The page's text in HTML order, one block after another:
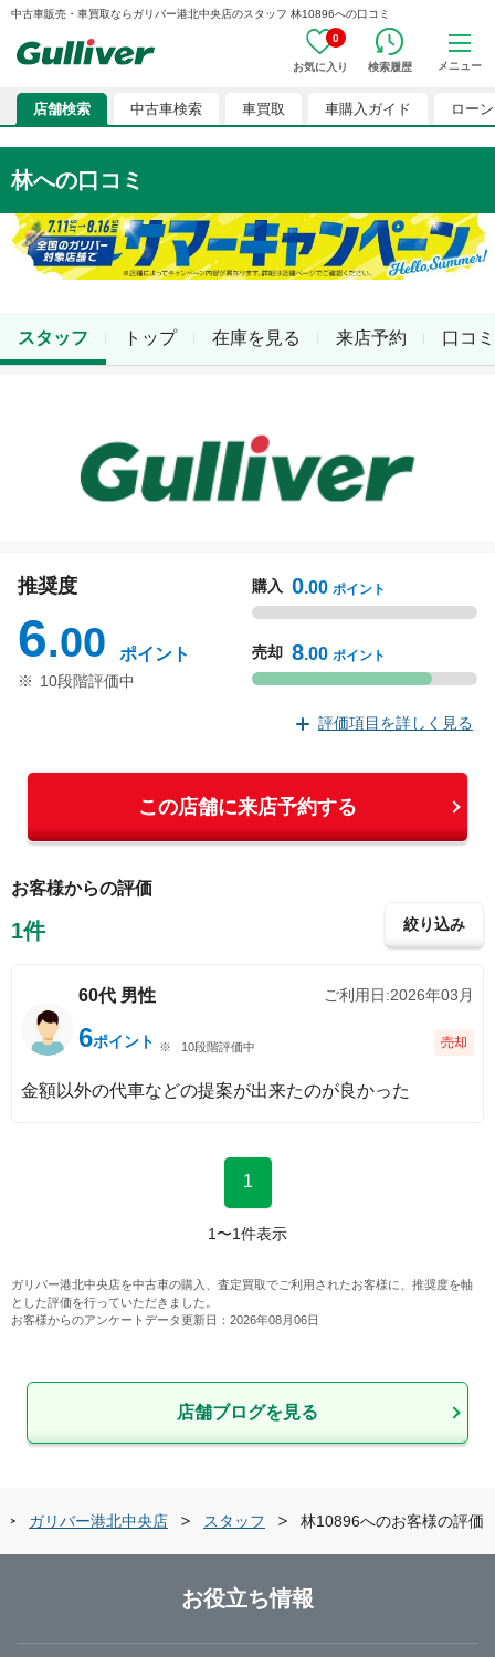
中古車販売・車買取ならガリバー港北中央店のスタッフ 林10896への口コミ
0
お気に入り 検索履歴 メニュー
店舗検索 中古車検索 車買取 車購入ガイド ローン
林への口コミ
トップ 在庫を見る 来店予約 口コミ
スタッフ
店舗スタッフ
推奨度
6.00 ポイント
10段階評価中
購入 0.00 ポイント
売却 8.00 ポイント
評価項目を詳しく見る
推奨度
0.00
契約手続きのわかりやすさ
非常に満足
ふつう 0
非常に満足 %
やや満足
やや不満 0%
非常に満足 0%
やや満足 0%
この店舗に来店予約する
お客様からの評価
1件 絞り込み
60代 男性 ご利用日:2026年03月
6ポイント 10段階評価中 売却
金額以外の代車などの提案が出来たのが良かった
1
1 〜1件表示
ガリバー港北中央店を中古車の購入、査定買取でご利用されたお客様に、推奨度を軸
とした評価を行っていただきました。
お客様からのアンケートデータ更新日： 2026年08月06日
店舗ブログを見る
ガリバー港北中央店 スタッフ 林10896へのお客様の評価
お役立ち情報